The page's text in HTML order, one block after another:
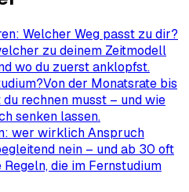
Welcher Weg passt zu dir?
zu deinem Zeitmodell
wo du zuerst anklopfst.
Von der Monatsrate bis
rechnen musst – und wie
senken lassen.
wer wirklich Anspruch
nein – und ab 30 oft
die im Fernstudium